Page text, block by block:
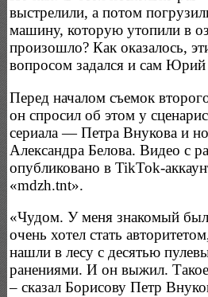
выстрелили, а потом
машину, которую утопили в
произошло? Как оказалось,
вопросом задался и сам
Перед началом съемок
он спросил об этом у
сериала — Петра Внукова и
Александра Белова. Видео с
опубликовано в TikTok-
«mdzh.tnt».
«Чудом. У меня знакомый
очень хотел стать
нашли в лесу с десятью
ранениями. И он выжил.
– сказал Борисову Петр